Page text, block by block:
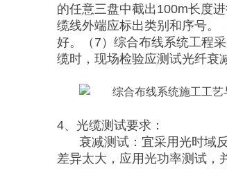
的任意三盘中截出100m长度
缆线外端应标出类别和序号。
好。（7）综合布线系统工程
缆时，现场检验应测试光纤衰
4、光缆测试要求：
衰减测试：宜采用光时域
差异太大，应用光功率测试，